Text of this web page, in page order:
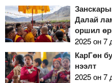
Далай
оршил
2025 он 7
КарГөн
нээлт
2025 он 7